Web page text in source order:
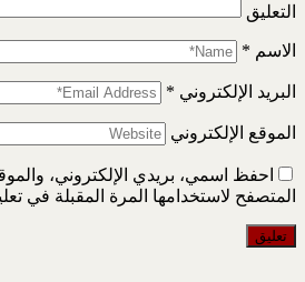
التعليق
الاسم *
البريد الإلكتروني *
الموقع الإلكتروني
احفظ اسمي، بريدي الإلكتروني،
المتصفح لاستخدامها المرة المقبلة في